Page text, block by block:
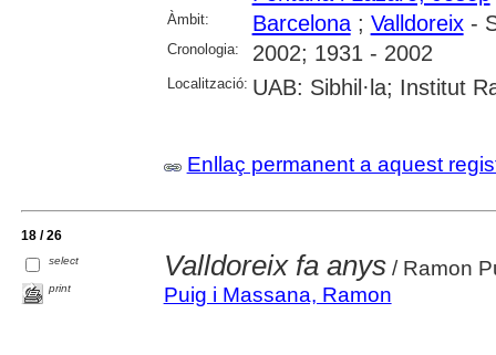
Àmbit: Barcelona; Valldoreix-
Cronologia: 2002; 1931 - 2002
Localització: UAB: Sibhil·la; Institut
Enllaç permanent a aquest
18 / 26
select
print
Valldoreix fa anys/ Ramon
Puig i Massana, Ramon